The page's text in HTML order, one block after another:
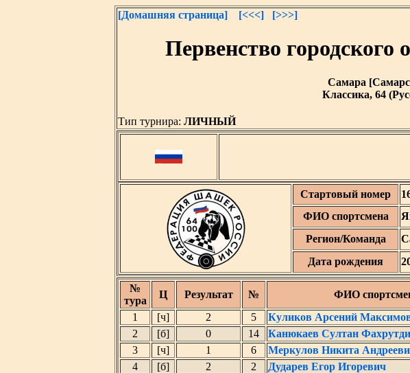
[Домашняя страница] [<<<] [>>>]
Первенство
Самара
Классика, 64
Тип турнира: ЛИЧНЫЙ
Стартовый номер
ФИО спортсмена
Регион/Команда
Дата рождения
№
тура
Ц Результат № ФИО
1
[ч] 2 5 Куликов Арсений
2
[б] 0 14 Канюкаев Султан
3
[ч] 1 6 Меркулов Никита
4
[б] 2 2 Дударев Егор Игоревич